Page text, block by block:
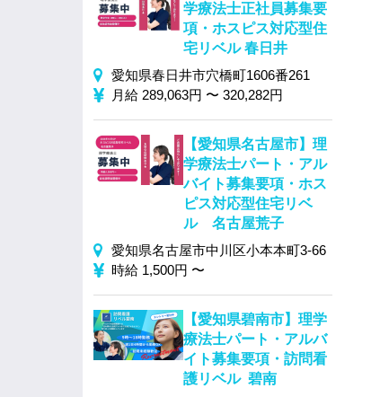
学療法士正社員募集要
項・ホスピス対応型住
宅リベル 春日井
愛知県春日井市穴橋町1606番261
月給 289,063円 〜 320,282円
【愛知県名古屋市】理
学療法士パート・アル
バイト募集要項・ホス
ピス対応型住宅リベ
ル 名古屋荒子
愛知県名古屋市中川区小本本町3-66
時給 1,500円 〜
【愛知県碧南市】理学
療法士パート・アルバ
イト募集要項・訪問看
護リベル 碧南